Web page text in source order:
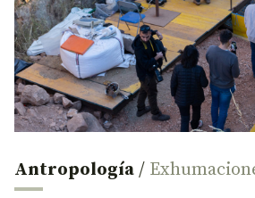
Antropología /